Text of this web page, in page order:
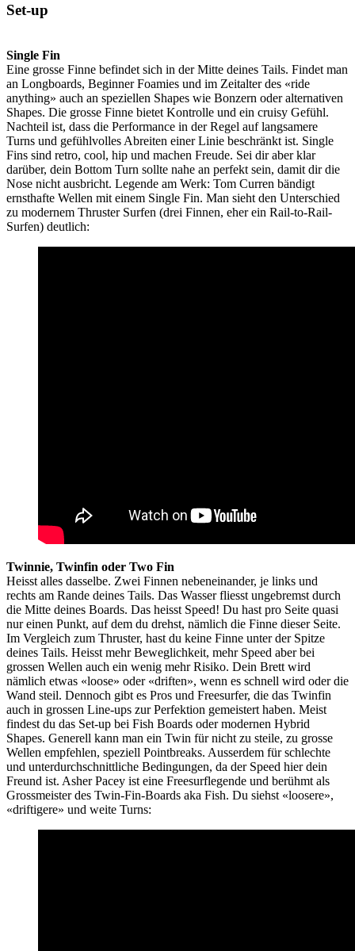
Set-up
Single Fin
Eine grosse Finne befindet sich in der Mitte deines Tails. Findet man
an Longboards, Beginner Foamies und im Zeitalter des «ride
anything» auch an speziellen Shapes wie Bonzern oder alternativen
Shapes. Die grosse Finne bietet Kontrolle und ein cruisy Gefühl.
Nachteil ist, dass die Performance in der Regel auf langsamere
Turns und gefühlvolles Abreiten einer Linie beschränkt ist. Single
Fins sind retro, cool, hip und machen Freude. Sei dir aber klar
darüber, dein Bottom Turn sollte nahe an perfekt sein, damit dir die
Nose nicht ausbricht. Legende am Werk: Tom Curren bändigt
ernsthafte Wellen mit einem Single Fin. Man sieht den Unterschied
zu modernem Thruster Surfen (drei Finnen, eher ein Rail-to-Rail-
Surfen) deutlich:
Twinnie, Twinfin oder Two Fin
Heisst alles dasselbe. Zwei Finnen nebeneinander, je links und
rechts am Rande deines Tails. Das Wasser fliesst ungebremst durch
die Mitte deines Boards. Das heisst Speed! Du hast pro Seite quasi
nur einen Punkt, auf dem du drehst, nämlich die Finne dieser Seite.
Im Vergleich zum Thruster, hast du keine Finne unter der Spitze
deines Tails. Heisst mehr Beweglichkeit, mehr Speed aber bei
grossen Wellen auch ein wenig mehr Risiko. Dein Brett wird
nämlich etwas «loose» oder «driften», wenn es schnell wird oder die
Wand steil. Dennoch gibt es Pros und Freesurfer, die das Twinfin
auch in grossen Line-ups zur Perfektion gemeistert haben. Meist
findest du das Set-up bei Fish Boards oder modernen Hybrid
Shapes. Generell kann man ein Twin für nicht zu steile, zu grosse
Wellen empfehlen, speziell Pointbreaks. Ausserdem für schlechte
und unterdurchschnittliche Bedingungen, da der Speed hier dein
Freund ist. Asher Pacey ist eine Freesurflegende und berühmt als
Grossmeister des Twin-Fin-Boards aka Fish. Du siehst «loosere»,
«driftigere» und weite Turns: